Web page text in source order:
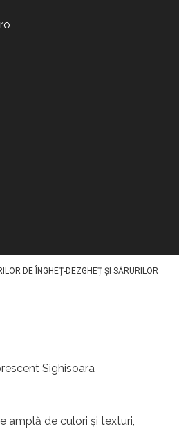
DE ÎNGHEȚ-DEZGHEȚ ȘI SĂRURILOR
amplă de culori și texturi,